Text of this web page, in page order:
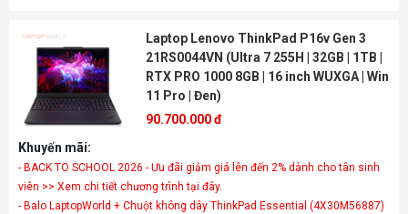
Laptop Lenovo ThinkPad P16v Gen 3
21RS0044VN (Ultra 7 255H | 32GB | 1TB |
RTX PRO 1000 8GB | 16 inch WUXGA | Win
11 Pro | Đen)
90.700.000 đ
Khuyến mãi:
- BACK TO SCHOOL 2026 - Ưu đãi giảm giá lên đến 2% dành cho tân sinh
viên >> Xem chi tiết chương trình tại đây.
- Balo LaptopWorld + Chuột không dây ThinkPad Essential (4X30M56887)